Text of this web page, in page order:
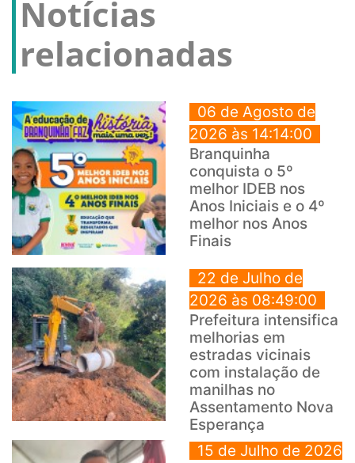
Notícias
relacionadas
06 de Agosto de
2026 às 14:14:00
Branquinha
conquista o 5º
melhor IDEB nos
Anos Iniciais e o 4º
melhor nos Anos
Finais
22 de Julho de
2026 às 08:49:00
Prefeitura intensifica
melhorias em
estradas vicinais
com instalação de
manilhas no
Assentamento Nova
Esperança
15 de Julho de 2026